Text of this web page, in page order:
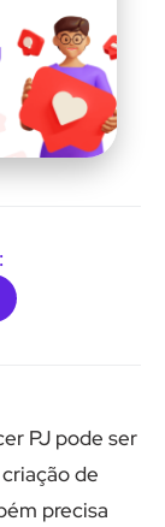
PJ pode ser
de
precisa